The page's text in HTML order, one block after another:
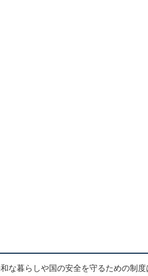
な暮らしや国の安全を守るための制度